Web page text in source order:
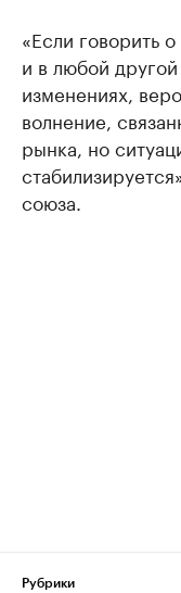
«Если говорить
и в любой
изменениях,
волнение,
рынка, но
союза.
Рубрики